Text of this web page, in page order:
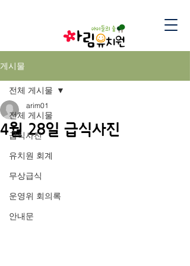
게시물
전체 게시물
급식사진
유치원 회계
무상급식
운영위 회의록
안내문
전체 게시물
4월 28일 급식사진
arim01